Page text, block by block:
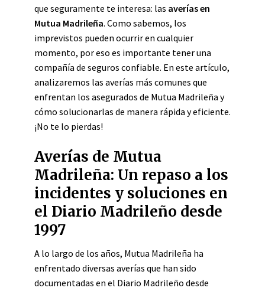
que seguramente te interesa: las averías en
Mutua Madrileña. Como sabemos, los
imprevistos pueden ocurrir en cualquier
momento, por eso es importante tener una
compañía de seguros confiable. En este artículo,
analizaremos las averías más comunes que
enfrentan los asegurados de Mutua Madrileña y
cómo solucionarlas de manera rápida y eficiente.
¡No te lo pierdas!
Averías de Mutua
Madrileña: Un repaso a los
incidentes y soluciones en
el Diario Madrileño desde
1997
A lo largo de los años, Mutua Madrileña ha
enfrentado diversas averías que han sido
documentadas en el Diario Madrileño desde